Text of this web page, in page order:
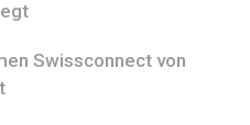
Swissconnect von